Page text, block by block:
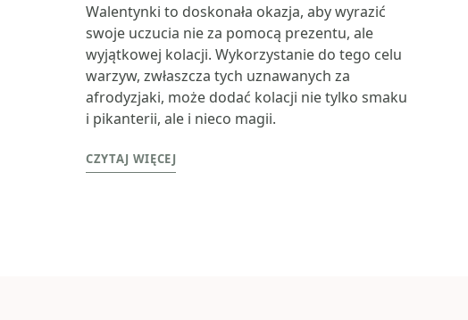
Walentynki to doskonała okazja, aby wyrazić
swoje uczucia nie za pomocą prezentu, ale
wyjątkowej kolacji. Wykorzystanie do tego celu
warzyw, zwłaszcza tych uznawanych za
afrodyzjaki, może dodać kolacji nie tylko smaku
i pikanterii, ale i nieco magii.
CZYTAJ WIĘCEJ